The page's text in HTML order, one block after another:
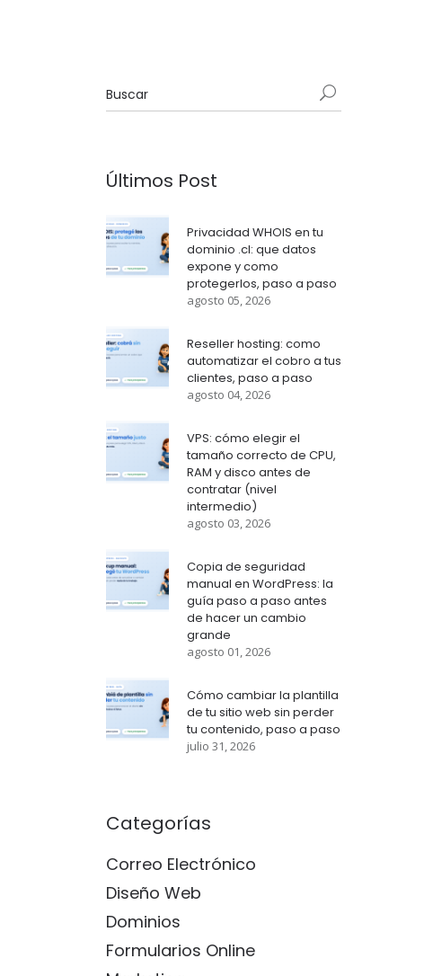
Últimos Post
Privacidad WHOIS en tu
dominio .cl: que datos
expone y como
protegerlos, paso a paso
agosto 05, 2026
Reseller hosting: como
automatizar el cobro a tus
clientes, paso a paso
agosto 04, 2026
VPS: cómo elegir el
tamaño correcto de CPU,
RAM y disco antes de
contratar (nivel
intermedio)
agosto 03, 2026
Copia de seguridad
manual en WordPress: la
guía paso a paso antes
de hacer un cambio
grande
agosto 01, 2026
Cómo cambiar la plantilla
de tu sitio web sin perder
tu contenido, paso a paso
julio 31, 2026
Categorías
Correo Electrónico
Diseño Web
Dominios
Formularios Online